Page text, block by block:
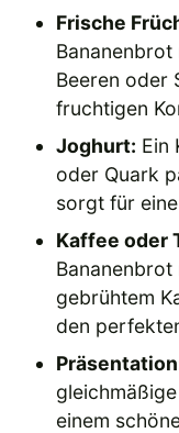
Frische
Bananenbrot
Beeren oder
fruchtigen
Joghurt: Ein
oder Quark
sorgt für
Kaffee oder
Bananenbrot
gebrühtem
den
einem